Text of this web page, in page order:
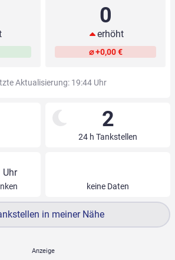
0
erhöht
⌀ +0,00 €
Aktualisierung: 19:44 Uhr
2
24 h Tankstellen
Uhr
keine Daten
in meiner Nähe